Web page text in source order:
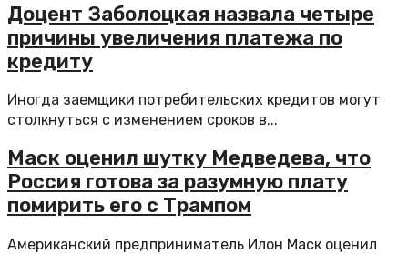
Доцент Заболоцкая назвала четыре
причины увеличения платежа по
кредиту
Иногда заемщики потребительских кредитов могут
столкнуться с изменением сроков в...
Маск оценил шутку Медведева, что
Россия готова за разумную плату
помирить его с Трампом
Американский предприниматель Илон Маск оценил